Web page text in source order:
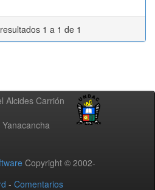
1 a 1 de 1
Alcides Carrión
Copyright © 2002-
- Comentarios